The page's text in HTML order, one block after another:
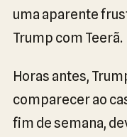
uma aparente
Trump com Teerã.
Horas antes,
comparecer ao
fim de semana,